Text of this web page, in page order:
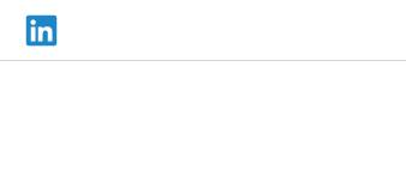
Skip